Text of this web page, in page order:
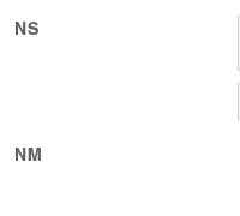
NS
NM